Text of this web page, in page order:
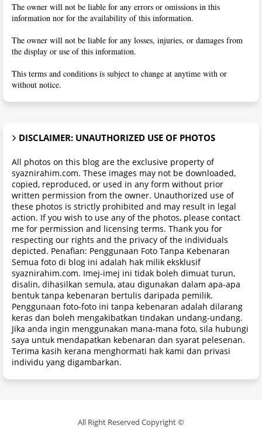
The owner will not be liable for any errors or omissions in this
information nor for the availability of this information.
The owner will not be liable for any losses, injuries, or damages from
the display or use of this information.
This terms and conditions is subject to change at anytime with or
without notice.
DISCLAIMER: UNAUTHORIZED USE OF PHOTOS
All photos on this blog are the exclusive property of
syaznirahim.com. These images may not be downloaded,
copied, reproduced, or used in any form without prior
written permission from the owner. Unauthorized use of
these photos is strictly prohibited and may result in legal
action. If you wish to use any of the photos, please contact
me for permission and licensing terms. Thank you for
respecting our rights and the privacy of the individuals
depicted. Penafian: Penggunaan Foto Tanpa Kebenaran
Semua foto di blog ini adalah hak milik eksklusif
syaznirahim.com. Imej-imej ini tidak boleh dimuat turun,
disalin, dihasilkan semula, atau digunakan dalam apa-apa
bentuk tanpa kebenaran bertulis daripada pemilik.
Penggunaan foto-foto ini tanpa kebenaran adalah dilarang
keras dan boleh mengakibatkan tindakan undang-undang.
Jika anda ingin menggunakan mana-mana foto, sila hubungi
saya untuk mendapatkan kebenaran dan syarat pelesenan.
Terima kasih kerana menghormati hak kami dan privasi
individu yang digambarkan.
All Right Reserved Copyright ©